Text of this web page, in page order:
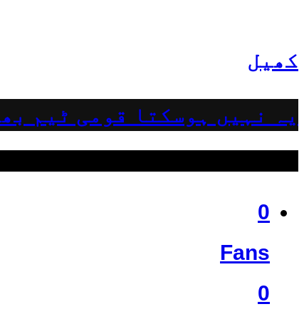
کھیل
یہ نہیں ہوسکتا قومی ٹیم
0
Fans
0